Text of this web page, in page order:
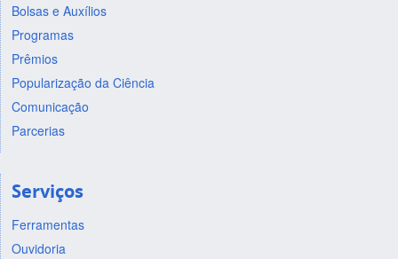
Bolsas e Auxílios
Programas
Prêmios
Popularização da Ciência
Comunicação
Parcerias
Serviços
Ferramentas
Ouvidoria